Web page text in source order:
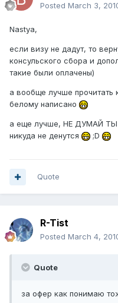
Posted March 3,
Nastya,
если визу не дадут, то
консульского сбора и
такие были оплачены)
а вообще лучше прочитать
белому написано
а еще лучше, НЕ ДУМАЙ
никуда не денутся
;D
Quote
R-Tist
Posted March 4,
Quote
за офер как понимаю